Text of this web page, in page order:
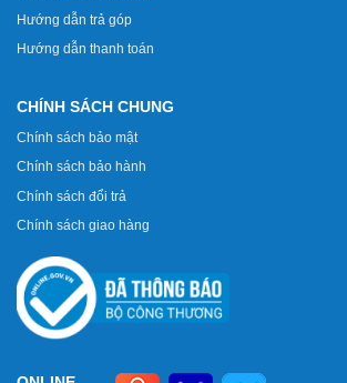
Hướng dẫn trả góp
Hướng dẫn thanh toán
CHÍNH SÁCH CHUNG
Chính sách bảo mật
Chính sách bảo hành
Chính sách đổi trả
Chính sách giao hàng